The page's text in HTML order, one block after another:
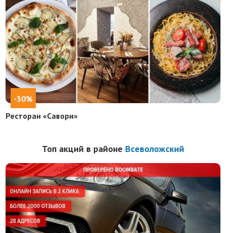
-30%
Ресторан «Савори»
Топ акций в районе Всеволожский